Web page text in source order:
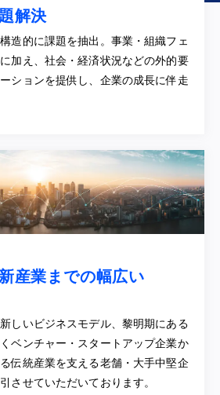
解決
造的に課題を抽出。事業・組織フェ
加え、社会・経済状況などの外的要
ションを提供し、企業の成長に伴走
産業までの幅広い
しいビジネスモデル、黎明期にある
ベンチャー・スタートアップ企業か
伝統産業を支える老舗・大手中堅企
させていただいております。